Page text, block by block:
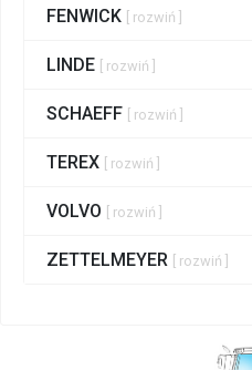
FENWICK [ rozwiń ]
LINDE [ rozwiń ]
SCHAEFF [ rozwiń ]
TEREX [ rozwiń ]
VOLVO [ rozwiń ]
ZETTELMEYER [ rozwiń ]